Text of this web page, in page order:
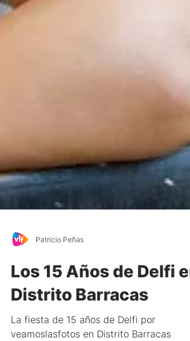
Patricio Peñas
Los 15 Años de Delfi en